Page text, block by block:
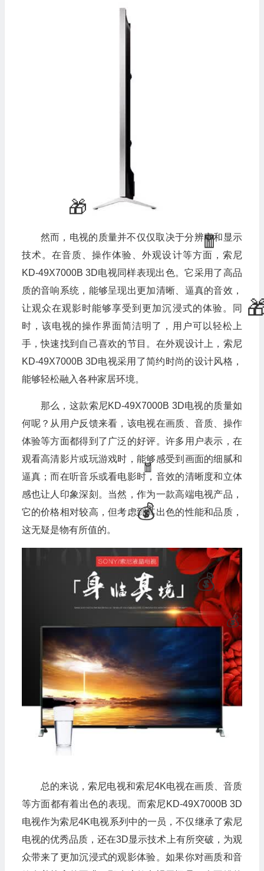
然而，电视的质量并不仅仅取决于分辨率和显示
技术。在音质、操作体验、外观设计等方面，索尼
KD-49X7000B 3D电视同样表现出色。它采用了高品
质的音响系统，能够呈现出更加清晰、逼真的音效，
让观众在观影时能够享受到更加沉浸式的体验。同
时，该电视的操作界面简洁明了，用户可以轻松上
手，快速找到自己喜欢的节目。在外观设计上，索尼
KD-49X7000B 3D电视采用了简约时尚的设计风格，
能够轻松融入各种家居环境。
那么，这款索尼KD-49X7000B 3D电视的质量如
何呢？从用户反馈来看，该电视在画质、音质、操作
体验等方面都得到了广泛的好评。许多用户表示，在
观看高清影片或玩游戏时，能够感受到画面的细腻和
逼真；而在听音乐或看电影时，音效的清晰度和立体
感也让人印象深刻。当然，作为一款高端电视产品，
它的价格相对较高，但考虑到其出色的性能和品质，
这无疑是物有所值的。
总的来说，索尼电视和索尼4K电视在画质、音质
等方面都有着出色的表现。而索尼KD-49X7000B 3D
电视作为索尼4K电视系列中的一员，不仅继承了索尼
电视的优秀品质，还在3D显示技术上有所突破，为观
众带来了更加沉浸式的观影体验。如果你对画质和音
🎁
🧧
🎁